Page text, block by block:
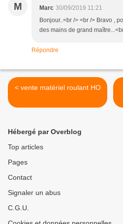
M Marc 30/09/2019 11:21
Bonjour..<br /> <br /> Bravo ,
des mains de grand
Répondre
< vente matériel roulant HO
Hébergé par Overblog
Top articles
Pages
Contact
Signaler un abus
C.G.U.